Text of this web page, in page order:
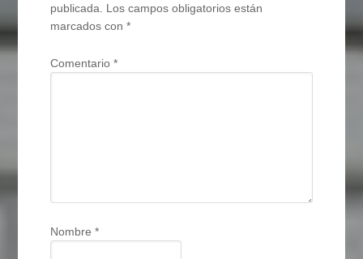
publicada.
Los campos obligatorios están
marcados con*
Comentario*
Nombre*